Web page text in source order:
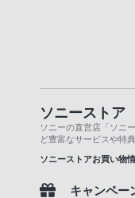
ソニーストア
ソニーの直営店「ソニ
ど豊富なサービスや特
ソニーストアお買い物
キャンペー